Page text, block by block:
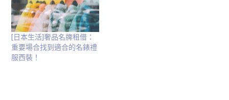
[日本生活]奢品名牌租借：
重要場合找到適合的名錶禮
服西裝！